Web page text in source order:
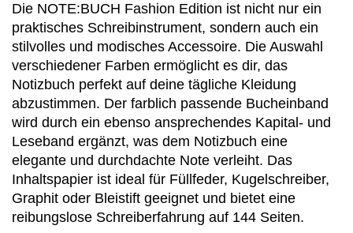
Die NOTE:BUCH Fashion Edition ist nicht nur ein
praktisches Schreibinstrument, sondern auch ein
stilvolles und modisches Accessoire. Die Auswahl
verschiedener Farben ermöglicht es dir, das
Notizbuch perfekt auf deine tägliche Kleidung
abzustimmen. Der farblich passende Bucheinband
wird durch ein ebenso ansprechendes Kapital- und
Leseband ergänzt, was dem Notizbuch eine
elegante und durchdachte Note verleiht. Das
Inhaltspapier ist ideal für Füllfeder, Kugelschreiber,
Graphit oder Bleistift geeignet und bietet eine
reibungslose Schreiberfahrung auf 144 Seiten.